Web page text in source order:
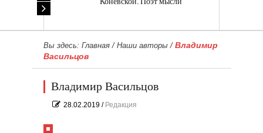
Вы здесь: Главная / Наши авторы / Владимир
Васильцов
Владимир Васильцов
28.02.2019 / Редакция